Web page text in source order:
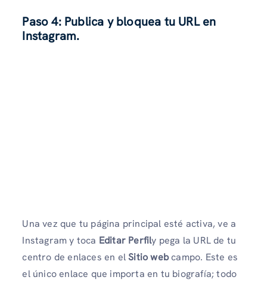
Paso 4: Publica y bloquea tu URL en
Instagram.
Una vez que tu página principal esté activa, ve a
Instagram y toca Editar Perfily pega la URL de tu
centro de enlaces en elSitio webcampo. Este es
el único enlace que importa en tu biografía; todo